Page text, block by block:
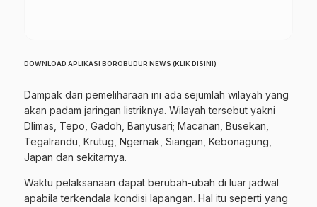
DOWNLOAD APLIKASI BOROBUDUR NEWS (KLIK DISINI)
Dampak dari pemeliharaan ini ada sejumlah wilayah yang
akan padam jaringan listriknya. Wilayah tersebut yakni
Dlimas, Tepo, Gadoh, Banyusari; Macanan, Busekan,
Tegalrandu, Krutug, Ngernak, Siangan, Kebonagung,
Japan dan sekitarnya.
Waktu pelaksanaan dapat berubah-ubah di luar jadwal
apabila terkendala kondisi lapangan. Hal itu seperti yang